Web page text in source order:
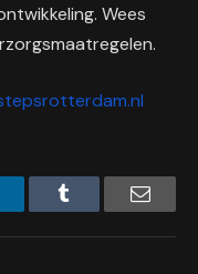
Wees
Email